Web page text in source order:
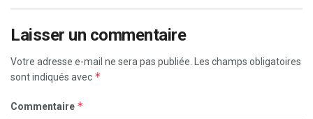
Laisser un commentaire
Votre adresse e-mail ne sera pas publiée.
Les champs obligatoires
sont indiqués avec *
Commentaire *